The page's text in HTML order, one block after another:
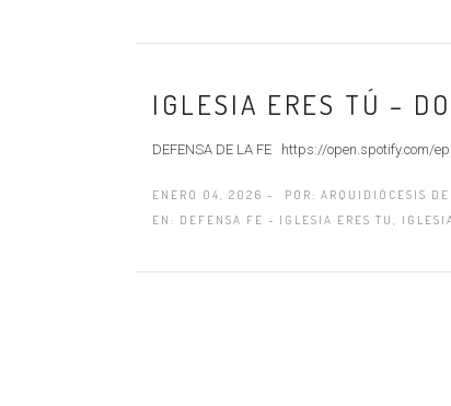
IGLESIA ERES TÚ –
DEFENSA DE LA FE https://open.spotify.com/
ENERO 04, 2026 - POR: ARQUIDIÓCESIS
EN: DEFENSA FE - IGLESIA ERES TU ,